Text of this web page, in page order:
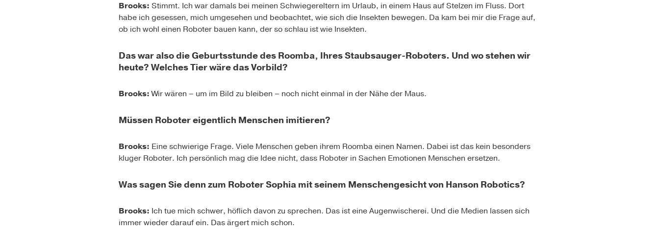
Brooks: Stimmt. Ich war damals bei meinen Schwiegereltern im Urlaub, in einem Haus auf Stelzen im Fluss. Dort
habe ich gesessen, mich umgesehen und beobachtet, wie sich die Insekten bewegen. Da kam bei mir die Frage auf,
ob ich wohl einen Roboter bauen kann, der so schlau ist wie Insekten.
Das war also die Geburtsstunde des Roomba, Ihres Staubsauger-Roboters. Und wo stehen wir
heute? Welches Tier wäre das Vorbild?
Brooks:Wir wären – um im Bild zu bleiben – noch nicht einmal in der Nähe der Maus.
Müssen Roboter eigentlich Menschen imitieren?
Brooks: Eine schwierige Frage. Viele Menschen geben ihrem Roomba einen Namen. Dabei ist das kein besonders
kluger Roboter. Ich persönlich mag die Idee nicht, dass Roboter in Sachen Emotionen Menschen ersetzen.
Was sagen Sie denn zum Roboter Sophia mit seinem Menschengesicht von Hanson Robotics?
Brooks: Ich tue mich schwer, höflich davon zu sprechen. Das ist eine Augenwischerei. Und die Medien lassen sich
immer wieder darauf ein. Das ärgert mich schon.